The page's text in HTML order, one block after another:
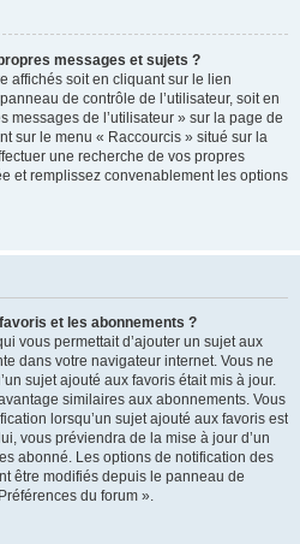
messages et sujets ?
affichés soit en cliquant sur le lien
de contrôle de l’utilisateur, soit en
messages de l’utilisateur » sur la page de
sur le menu « Raccourcis » situé sur la
une recherche de vos propres
et remplissez convenablement les options
et les abonnements ?
vous permettait d’ajouter un sujet aux
dans votre navigateur internet. Vous ne
sujet ajouté aux favoris était mis à jour.
similaires aux abonnements. Vous
lorsqu’un sujet ajouté aux favoris est
vous préviendra de la mise à jour d’un
abonné. Les options de notification des
être modifiés depuis le panneau de
du forum ».